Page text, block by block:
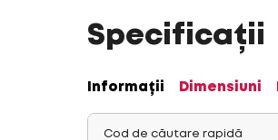
Specificații
Informații Dimensiuni
Cod de căutare rapidă